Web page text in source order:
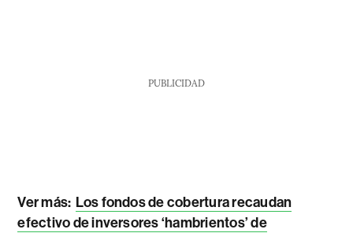
PUBLICIDAD
Ver más: Los fondos de cobertura recaudan
efectivo de inversores ‘hambrientos’ de